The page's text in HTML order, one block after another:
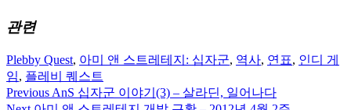
관련
Plebby Quest, 아미 앤 스트레테지: 십자군, 역사, 연표, 인디 게
임, 플레비 퀘스트
글
Previous AnS 십자군 이야기(3) – 살라딘, 일어나다